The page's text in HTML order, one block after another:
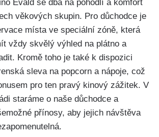
Evald se dbá na pohodlí a komfort
věkových skupin. Pro důchodce je
místa ve speciální zóně, která
vždy skvělý výhled na plátno a
Kromě toho je také k dispozici
sleva na popcorn a nápoje, což
pro ten pravý kinový zážitek. V
staráme o naše důchodce a
přínosy, aby jejich návštěva